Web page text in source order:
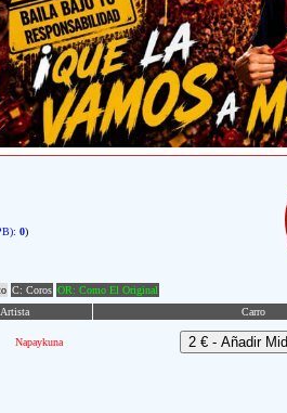
0)
C: Coros OR: Como El Original
Carro
Napaykuna